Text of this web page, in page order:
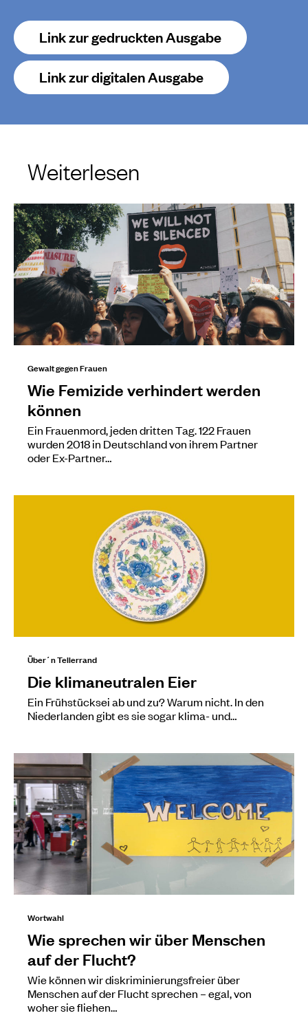
Link zur gedruckten Ausgabe
Link zur digitalen Ausgabe
Weiterlesen
Gewalt gegen Frauen
Wie Femizide verhindert werden
können
Ein Frauenmord, jeden dritten Tag. 122 Frauen
wurden 2018 in Deutschland von ihrem Partner
oder Ex-Partner…
Über´n Tellerrand
Die klimaneutralen Eier
Ein Frühstücksei ab und zu? Warum nicht. In den
Niederlanden gibt es sie sogar klima- und…
Wortwahl
Wie sprechen wir über Menschen
auf der Flucht?
Wie können wir diskriminierungsfreier über
Menschen auf der Flucht sprechen – egal, von
woher sie fliehen…